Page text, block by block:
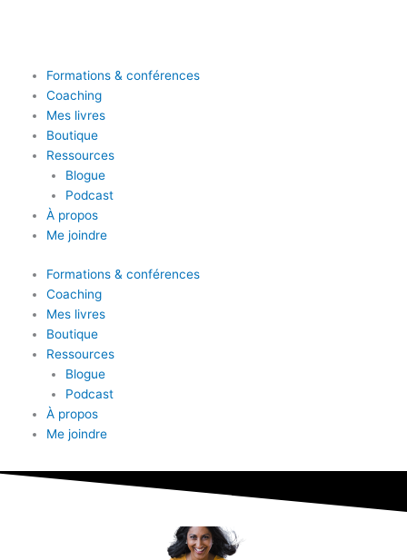
Formations & conférences
Coaching
Mes livres
Boutique
Ressources
Blogue
Podcast
À propos
Me joindre
Formations & conférences
Coaching
Mes livres
Boutique
Ressources
Blogue
Podcast
À propos
Me joindre